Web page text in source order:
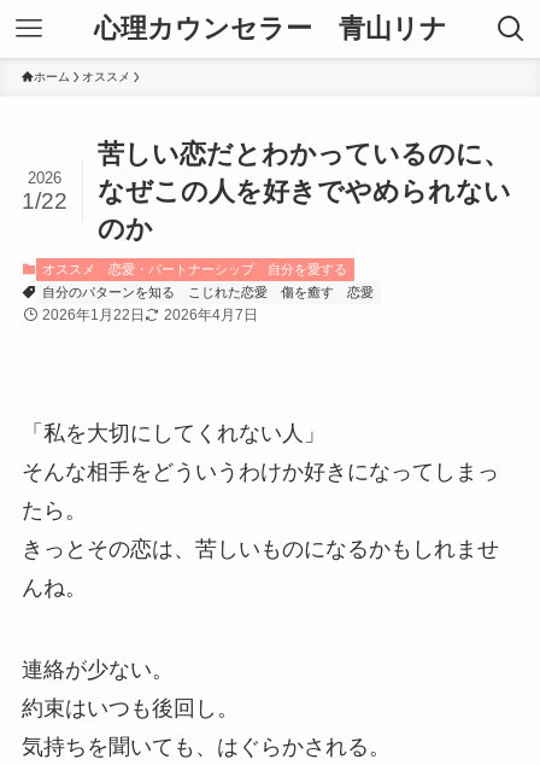
心理カウンセラー 青山リナ
ホーム オススメ
苦しい恋だとわかっているのに、
なぜこの人を好きでやめられない
のか
2026
1/22
オススメ 恋愛・パートナーシップ
自分を愛する
自分のパターンを知る
こじれた恋愛 傷を癒す 恋愛
2026年1月22日 2026年4月7日
「私を大切にしてくれない人」
そんな相手をどういうわけか好きになってしまっ
たら。
きっとその恋は、苦しいものになるかもしれませ
んね。
連絡が少ない。
約束はいつも後回し。
気持ちを聞いても、はぐらかされる。